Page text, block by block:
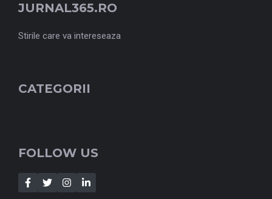
JURNAL365.RO
Stirile care va intereseaza
CATEGORII
FOLLOW US